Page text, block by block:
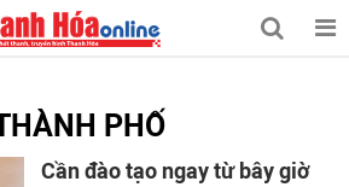
PHỐ
Cần đào tạo ngay từ bây giờ